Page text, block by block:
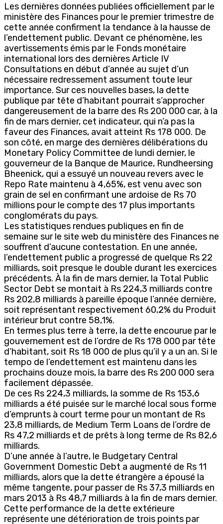
Les dernières données publiées officiellement par le
ministère des Finances pour le premier trimestre de
cette année confirment la tendance à la hausse de
l’endettement public. Devant ce phénomène, les
avertissements émis par le Fonds monétaire
international lors des dernières Article IV
Consultations en début d’année au sujet d’un
nécessaire redressement assument toute leur
importance. Sur ces nouvelles bases, la dette
publique par tête d’habitant pourrait s’approcher
dangereusement de la barre des Rs 200 000 car, à la
fin de mars dernier, cet indicateur, qui n’a pas la
faveur des Finances, avait atteint Rs 178 000. De
son côté, en marge des dernières délibérations du
Monetary Policy Committee de lundi dernier, le
gouverneur de la Banque de Maurice, Rundheersing
Bheenick, qui a essuyé un nouveau revers avec le
Repo Rate maintenu à 4,65%, est venu avec son
grain de sel en confirmant une ardoise de Rs 70
millions pour le compte des 17 plus importants
conglomérats du pays.
Les statistiques rendues publiques en fin de
semaine sur le site web du ministère des Finances ne
souffrent d’aucune contestation. En une année,
l’endettement public a progressé de quelque Rs 22
milliards, soit presque le double durant les exercices
précédents. À la fin de mars dernier, la Total Public
Sector Debt se montait à Rs 224,3 milliards contre
Rs 202,8 milliards à pareille époque l’année dernière,
soit représentant respectivement 60,2% du Produit
intérieur brut contre 58,1%.
En termes plus terre à terre, la dette encourue par le
gouvernement est de l’ordre de Rs 178 000 par tête
d’habitant, soit Rs 18 000 de plus qu’il y a un an. Si le
tempo de l’endettement est maintenu dans les
prochains douze mois, la barre des Rs 200 000 sera
facilement dépassée.
De ces Rs 224,3 milliards, la somme de Rs 153,6
milliards a été puisée sur le marché local sous forme
d’emprunts à court terme pour un montant de Rs
23,8 milliards, de Medium Term Loans de l’ordre de
Rs 47,2 milliards et de prêts à long terme de Rs 82,6
milliards.
D’une année à l’autre, le Budgetary Central
Government Domestic Debt a augmenté de Rs 11
milliards, alors que la dette étrangère a épousé la
même tangente, pour passer de Rs 37,3 milliards en
mars 2013 à Rs 48,7 milliards à la fin de mars dernier.
Cette performance de la dette extérieure
représente une détérioration de trois points par